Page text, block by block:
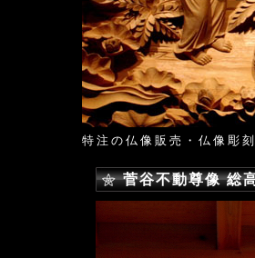
特注の仏像販売・仏像彫
菅谷不動尊像 総